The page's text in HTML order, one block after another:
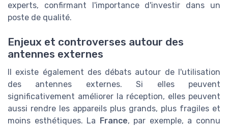
experts, confirmant l'importance d'investir dans un
poste de qualité.
Enjeux et controverses autour des
antennes externes
Il existe également des débats autour de l'utilisation
des antennes externes. Si elles peuvent
significativement améliorer la réception, elles peuvent
aussi rendre les appareils plus grands, plus fragiles et
moins esthétiques. La
France, par exemple, a connu